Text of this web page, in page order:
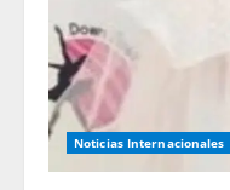
a
d
i
Noticias Internacionales